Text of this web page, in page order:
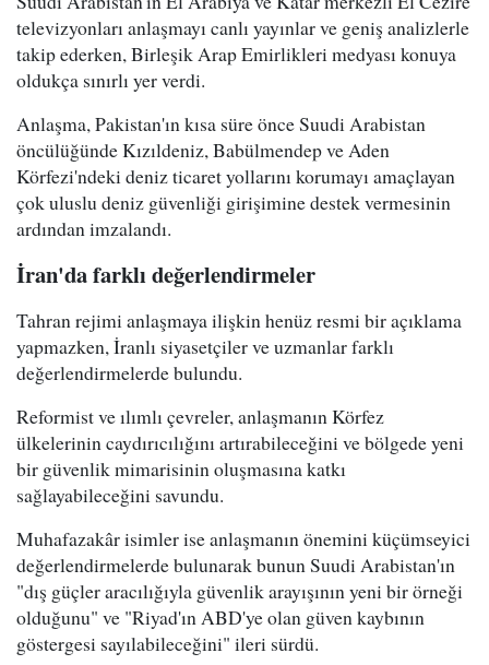
televizyonları anlaşmayı canlı yayınlar ve geniş analizlerle
takip ederken, Birleşik Arap Emirlikleri medyası konuya
oldukça sınırlı yer verdi.
Anlaşma, Pakistan'ın kısa süre önce Suudi Arabistan
öncülüğünde Kızıldeniz, Babülmendep ve Aden
Körfezi'ndeki deniz ticaret yollarını korumayı amaçlayan
çok uluslu deniz güvenliği girişimine destek vermesinin
ardından imzalandı.
İran'da farklı değerlendirmeler
Tahran rejimi anlaşmaya ilişkin henüz resmi bir açıklama
yapmazken, İranlı siyasetçiler ve uzmanlar farklı
değerlendirmelerde bulundu.
Reformist ve ılımlı çevreler, anlaşmanın Körfez
ülkelerinin caydırıcılığını artırabileceğini ve bölgede yeni
bir güvenlik mimarisinin oluşmasına katkı
sağlayabileceğini savundu.
Muhafazakâr isimler ise anlaşmanın önemini küçümseyici
değerlendirmelerde bulunarak bunun Suudi Arabistan'ın
"dış güçler aracılığıyla güvenlik arayışının yeni bir örneği
olduğunu" ve "Riyad'ın ABD'ye olan güven kaybının
göstergesi sayılabileceğini" ileri sürdü.